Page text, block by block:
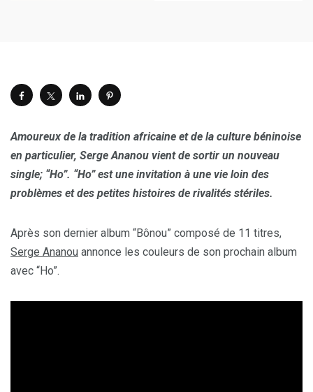
Amoureux de la tradition africaine et de la culture béninoise
en particulier, Serge Ananou vient de sortir un nouveau
single; “Ho”. “Ho” est une invitation à une vie loin des
problèmes et des petites histoires de rivalités stériles.
Après son dernier album “Bônou” composé de 11 titres,
Serge Ananou annonce les couleurs de son prochain album
avec “Ho”.